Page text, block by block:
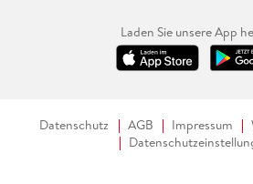
Laden Sie unsere App
Datenschutz AGB Impressum